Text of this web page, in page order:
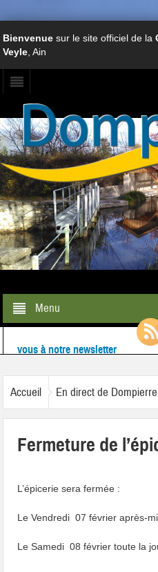
Bienvenuesur le site officiel de la
Veyle , Ain
Menu
Ne ratez rien de l'actualité de la
vous à notre newsletter
Accueil
En direct de Dompierre
Fermeture de
L’épicerie sera fermée :
Le Vendredi 07 février après-
Le Samedi 08 février toute la